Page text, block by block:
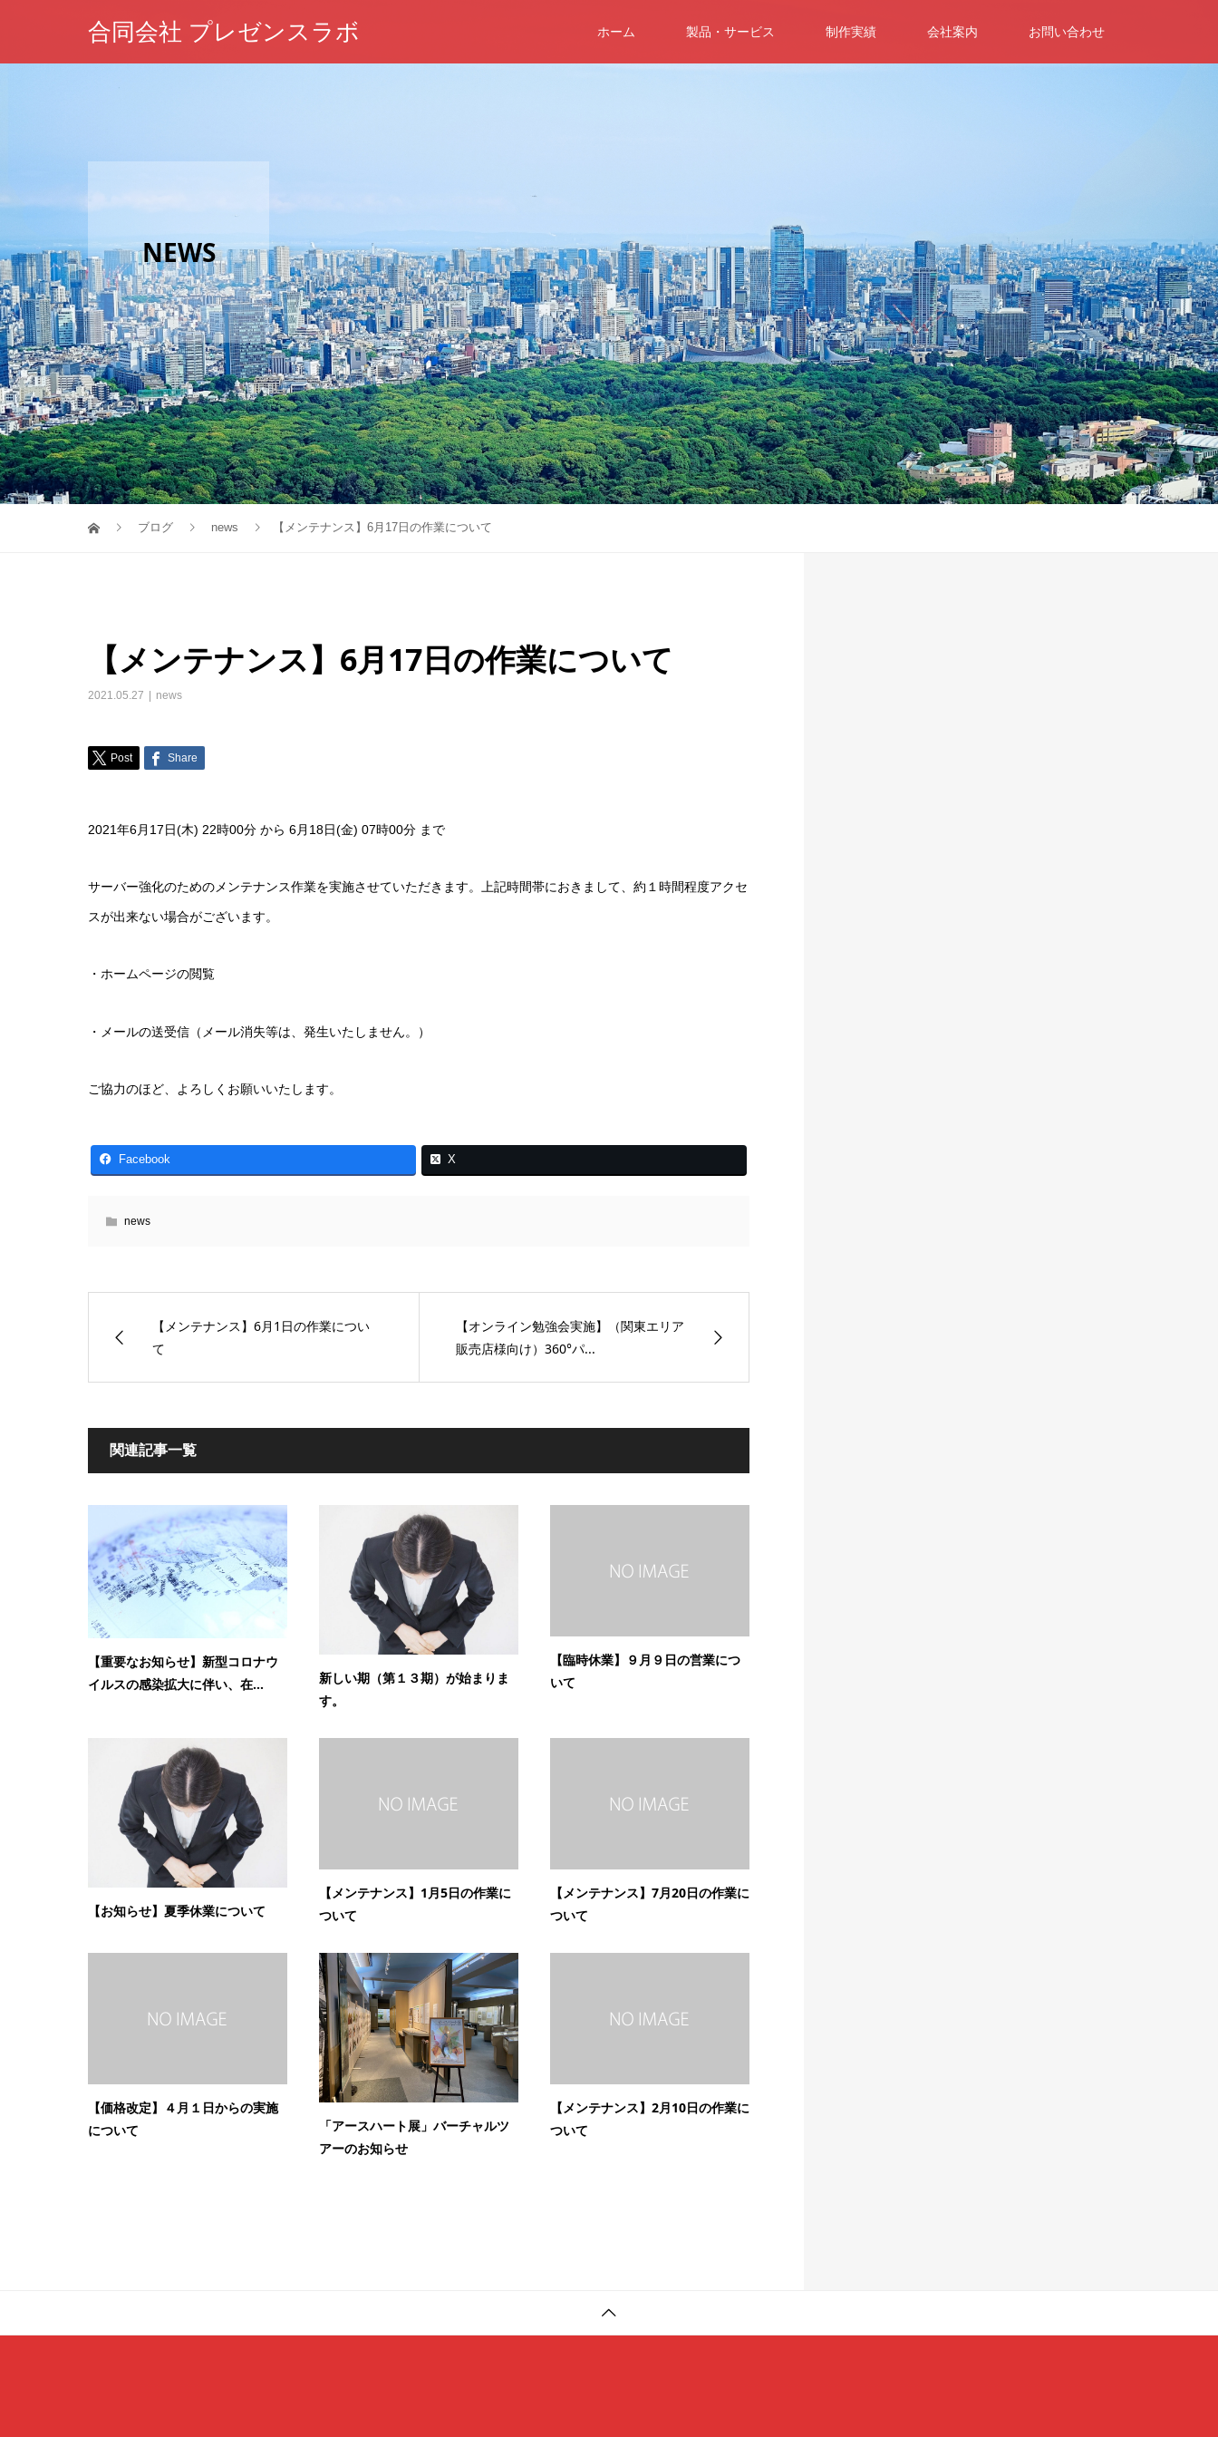
合同会社 プレゼンスラボ ホーム 製品・サービス 制作実績 会社案内 お問い合わせ
NEWS
ブログ news 【メンテナンス】6月17日の作業について
【メンテナンス】6月17日の作業について
2021.05.27 news
Post Share
2021年6月17日(木) 22時00分 から 6月18日(金) 07時00分 まで
サーバー強化のためのメンテナンス作業を実施させていただきます。上記時間帯におきまして、約１時間程度アクセ
スが出来ない場合がございます。
・ホームページの閲覧
・メールの送受信（メール消失等は、発生いたしません。）
ご協力のほど、よろしくお願いいたします。
Facebook X
news
【メンテナンス】6月1日の作業につい
て
【オンライン勉強会実施】（関東エリア
販売店様向け）360°パ...
関連記事一覧
【重要なお知らせ】新型コロナウ
イルスの感染拡大に伴い、在...
新しい期（第１３期）が始まりま
す。
【臨時休業】９月９日の営業につ
いて
【お知らせ】夏季休業について
【メンテナンス】1月5日の作業に
ついて
【メンテナンス】7月20日の作業に
ついて
【価格改定】４月１日からの実施
について
「アースハート展」バーチャルツ
アーのお知らせ
【メンテナンス】2月10日の作業に
ついて